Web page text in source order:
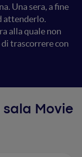
Una sera, a fine
attenderlo.
alla quale non
trascorrere con
Movie